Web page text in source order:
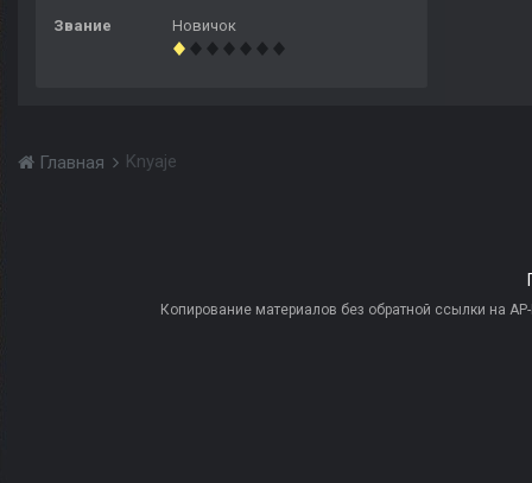
Звание Новичок
Главная Knyaje
Копирование материалов без обратной ссылки на